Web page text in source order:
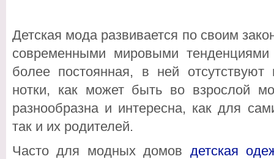
Детская мода развивается по своим
современными мировыми
более постоянная, в ней
нотки, как может быть во взрослой
разнообразна и интересна, как для
так и их родителей.
Часто для модных домов детская